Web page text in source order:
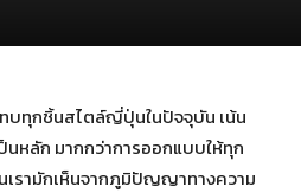
บทุกชิ้นสไตล์ญี่ปุ่นในปัจจุบัน เน้น
หลัก มากกว่าการออกแบบให้ทุก
เรามักเห็นจากภูมิปัญญาทางความ